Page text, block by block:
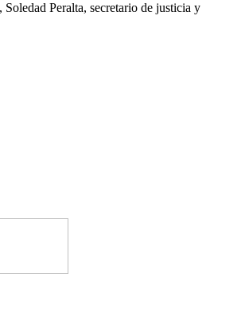
Peralta, secretario de justicia y